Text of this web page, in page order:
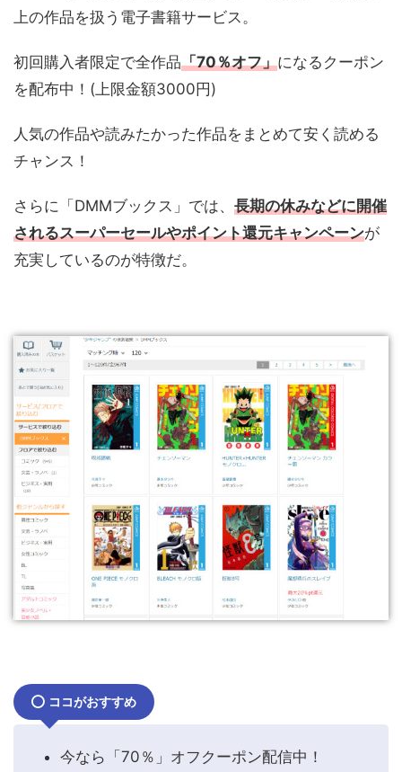
上の作品を扱う電子書籍サービス。
初回購入者限定で全作品「70％オフ」になるクーポン
を配布中！(上限金額3000円)
人気の作品や読みたかった作品をまとめて安く読める
チャンス！
さらに「DMMブックス」では、 長期の休みなどに開催
されるスーパーセールやポイント還元キャンペーンが
充実しているのが特徴だ。
ココがおすすめ
今なら「70％」オフクーポン配信中！